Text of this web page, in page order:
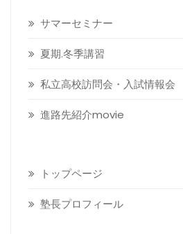
サマーセミナー
夏期.冬季講習
私立高校訪問会・入試情報会
進路先紹介movie
トップページ
塾長プロフィール